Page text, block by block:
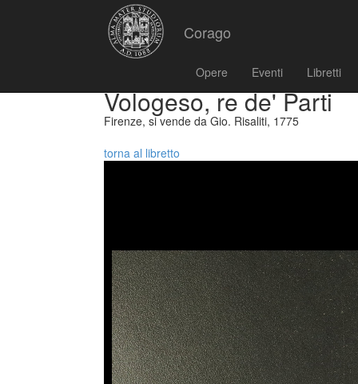
Corago
Opere Eventi Libretti
Vologeso, re de' Parti
Firenze, si vende da Gio. Risaliti, 1775
torna al libretto